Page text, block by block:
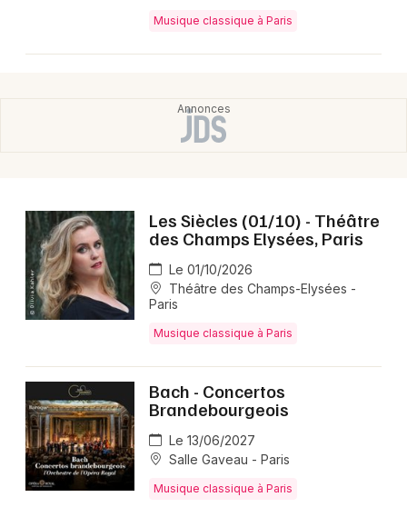
Musique classique à Paris
Les Siècles (01/10) - Théâtre
des Champs Elysées, Paris
Le 01/10/2026
Théâtre des Champs-Elysées -
Paris
Musique classique à Paris
Bach - Concertos
Brandebourgeois
Le 13/06/2027
Salle Gaveau - Paris
Musique classique à Paris